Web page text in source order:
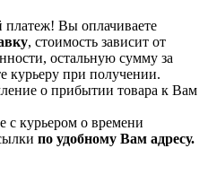
Вы оплачиваете
, стоимость зависит от
остальную сумму за
курьеру при получении.
о прибытии товара к Вам
с курьером о времени
по удобному Вам адресу.